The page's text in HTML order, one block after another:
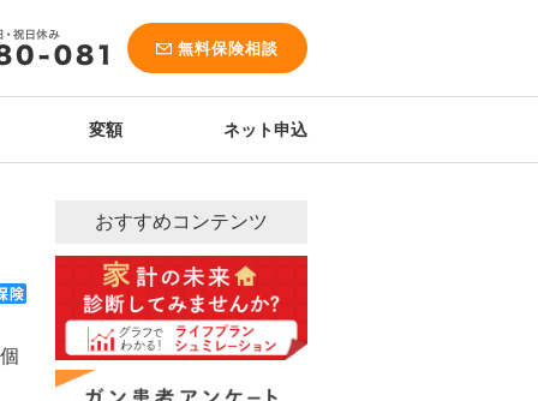
無料保険相談
変額 ネット申込
おすすめコンテンツ